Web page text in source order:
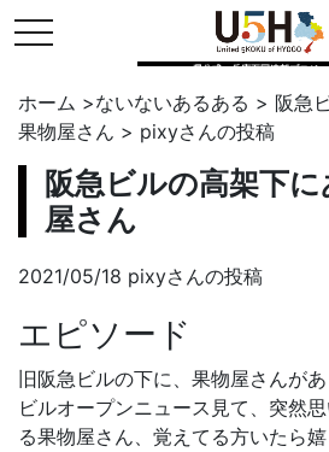
toggle navigation
県公式・兵庫五国連邦プロジ
ホーム >ないないあるある > 阪急
果物屋さん > pixyさんの投稿
阪急ビルの高架下
屋さん
2021/05/18 pixyさんの投稿
エピソード
旧阪急ビルの下に、果物屋さんが
ビルオープンニュース見て、突然
る果物屋さん、覚えてる方いたら